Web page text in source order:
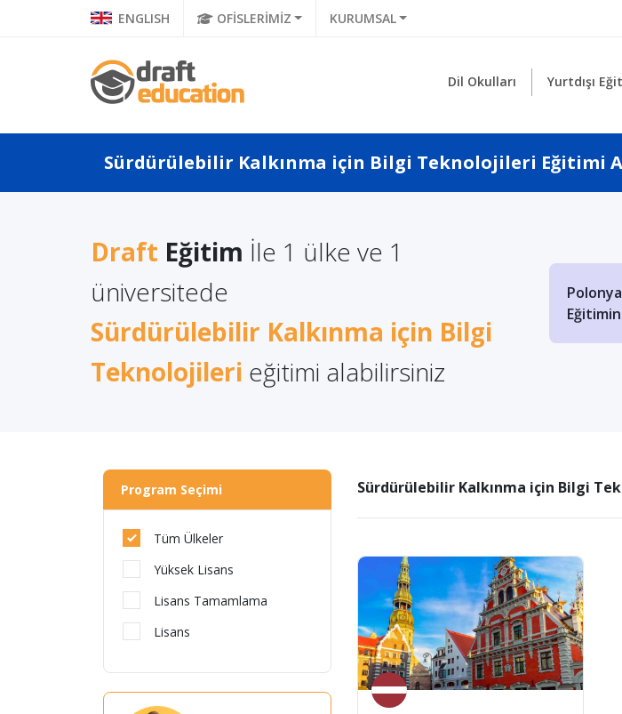
ENGLISH OFİSLERİMİZ KURUMSAL
Dil Okulları Yurtdışı
Sürdürülebilir Kalkınma için Bilgi Teknolojileri Eğitimi
Draft Eğitim İle 1 ülke ve 1
üniversitede
Sürdürülebilir Kalkınma için Bilgi
Teknolojileri eğitimi alabilirsiniz
Koronavirüs Sonrası
Popülerliği Artacak
Meslekler
Avantajları
Program Seçimi
Tüm Ülkeler
Yüksek Lisans
Lisans Tamamlama
Lisans
Sürdürülebilir Kalkınma için Bilgi